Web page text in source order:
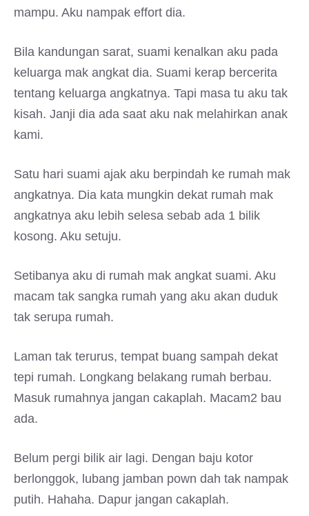
mampu. Aku nampak effort dia.
Bila kandungan sarat, suami kenalkan aku pada
keluarga mak angkat dia. Suami kerap bercerita
tentang keluarga angkatnya. Tapi masa tu aku tak
kisah. Janji dia ada saat aku nak melahirkan anak
kami.
Satu hari suami ajak aku berpindah ke rumah mak
angkatnya. Dia kata mungkin dekat rumah mak
angkatnya aku lebih selesa sebab ada 1 bilik
kosong. Aku setuju.
Setibanya aku di rumah mak angkat suami. Aku
macam tak sangka rumah yang aku akan duduk
tak serupa rumah.
Laman tak terurus, tempat buang sampah dekat
tepi rumah. Longkang belakang rumah berbau.
Masuk rumahnya jangan cakaplah. Macam2 bau
ada.
Belum pergi bilik air lagi. Dengan baju kotor
berlonggok, lubang jamban pown dah tak nampak
putih. Hahaha. Dapur jangan cakaplah.